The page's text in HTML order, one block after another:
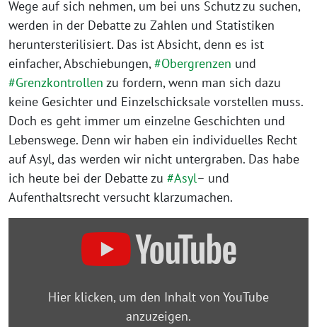
Wege auf sich nehmen, um bei uns Schutz zu suchen,
werden in der Debatte zu Zahlen und Statistiken
heruntersterilisiert. Das ist Absicht, denn es ist
einfacher, Abschiebungen,#Obergrenzen und
#Grenzkontrollen zu fordern, wenn man sich dazu
keine Gesichter und Einzelschicksale vorstellen muss.
Doch es geht immer um einzelne Geschichten und
Lebenswege. Denn wir haben ein individuelles Recht
auf Asyl, das werden wir nicht untergraben. Das habe
ich heute bei der Debatte zu #Asyl– und
Aufenthaltsrecht versucht klarzumachen.
Ministerpräsidentenkonferenz“
Hier klicken, um den Inhalt von YouTube
anzuzeigen.